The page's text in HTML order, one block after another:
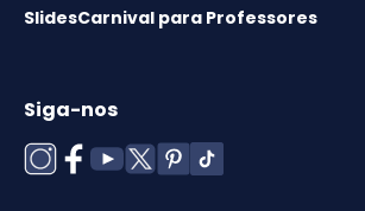
SlidesCarnival para Professores
Siga-nos